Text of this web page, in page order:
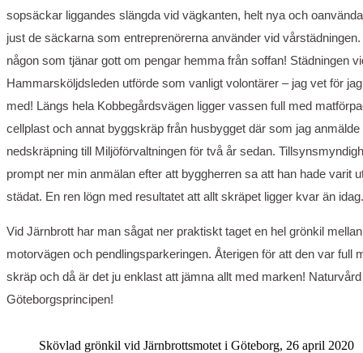
sopsäckar liggandes slängda vid vägkanten, helt nya och
just de säckarna som entreprenörerna använder vid
någon som tjänar gott om pengar hemma från soffan! Städningen
Hammarsköljdsleden utförde som vanligt volontärer – jag vet för
med! Längs hela Kobbegårdsvägen ligger vassen full med
cellplast och annat byggskräp från husbygget där som jag anmälde
nedskräpning till Miljöförvaltningen för två år sedan.
prompt ner min anmälan efter att byggherren sa att han hade varit
städat. En ren lögn med resultatet att allt skräpet ligger kvar än idag.
Vid Järnbrott har man sågat ner praktiskt taget en hel grönkil mellan
motorvägen och pendlingsparkeringen. Återigen för att den var full
skräp och då är det ju enklast att jämna allt med marken!
Göteborgsprincipen!
Skövlad grönkil vid Järnbrottsmotet i Göteborg, 26 april 2020